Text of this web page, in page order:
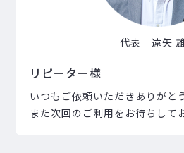
代表 遠矢
リピーター様
いつもご依頼いただきありがと
また次回のご利用をお待ちして